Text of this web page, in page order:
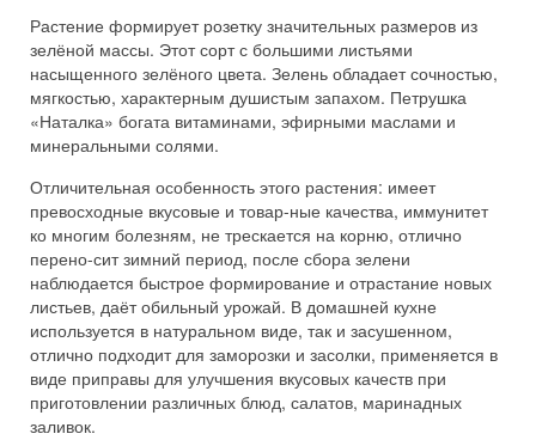
Растение формирует розетку значительных размеров из
зелёной массы. Этот сорт с большими листьями
насыщенного зелёного цвета. Зелень обладает сочностью,
мягкостью, характерным душистым запахом. Петрушка
«Наталка» богата витаминами, эфирными маслами и
минеральными солями.
Отличительная особенность этого растения: имеет
превосходные вкусовые и товар-ные качества, иммунитет
ко многим болезням, не трескается на корню, отлично
перено-сит зимний период, после сбора зелени
наблюдается быстрое формирование и отрастание новых
листьев, даёт обильный урожай. В домашней кухне
используется в натуральном виде, так и засушенном,
отлично подходит для заморозки и засолки, применяется в
виде приправы для улучшения вкусовых качеств при
приготовлении различных блюд, салатов, маринадных
заливок.